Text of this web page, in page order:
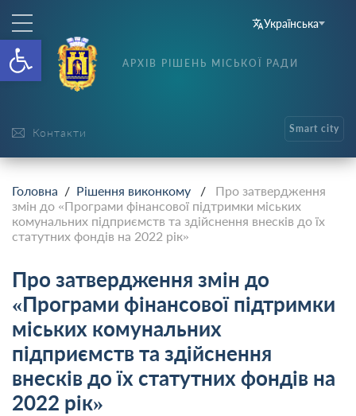
Відкрити Панель
Українська
Контакти
АРХІВ РІШЕНЬ МІСЬКОЇ РАДИ
Smart city
Головна / Рішення виконкому / Про затвердження
змін до «Програми фінансової підтримки міських
комунальних підприємств та здійснення внесків до їх
статутних фондів на 2022 рік»
Про затвердження змін до
«Програми фінансової підтримки
міських комунальних
підприємств та здійснення
внесків до їх статутних фондів на
2022 рік»